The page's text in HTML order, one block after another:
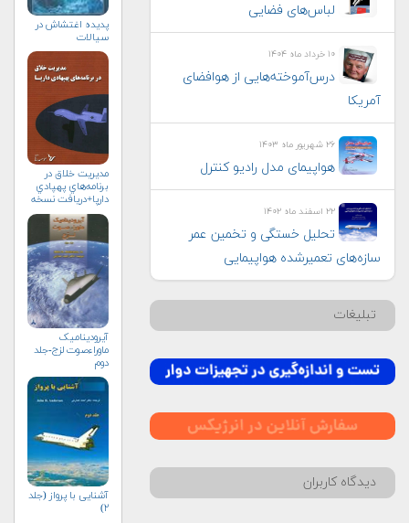
لباس‌های فضایی
۱۰ خرداد ماه ۱۴۰۴
درس‌آموخته‌هایی از هوافضای
آمریکا
۲۶ شهریور ماه ۱۴۰۳
هواپيمای مدل راديو كنترل
۲۲ اسفند ماه ۱۴۰۲
تحلیل خستگی و تخمین عمر
سازه‌های تعمیرشده هواپیمایی
تبلیغات
دیدگاه کاربران
پدیده اغتشاش در
سیالات
مديريت خلاق در
برنامه‌هاي پهپادي
دارپا+دریافت نسخه‌
الکترونیکی
آیرودینامیک
ماوراءصوت لزج-جلد
دوم
آشنایی با پرواز (جلد
۲)